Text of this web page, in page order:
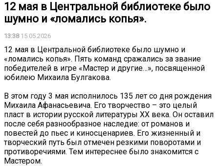
12 мая в Центральной библиотеке было
шумно и «ломались копья».
13:3815.05.2026
12 мая в Центральной библиотеке было шумно и
«ломались копья». Пять команд сражались за звание
победителей в игре «Мастер и другие…», посвященной
юбилею Михаила Булгакова.
В этом году 3 мая исполнилось 135 лет со дня рождения
Михаила Афанасьевича. Его творчество – это целый
пласт в истории русской литературы XX века. Он оставил
после себя разнообразное наследие: от романов и
повестей до пьес и киносценариев. Его жизненный и
творческий путь был отмечен резкими поворотами и
противоречиями. Тем интереснее было знакомится с
Мастером.